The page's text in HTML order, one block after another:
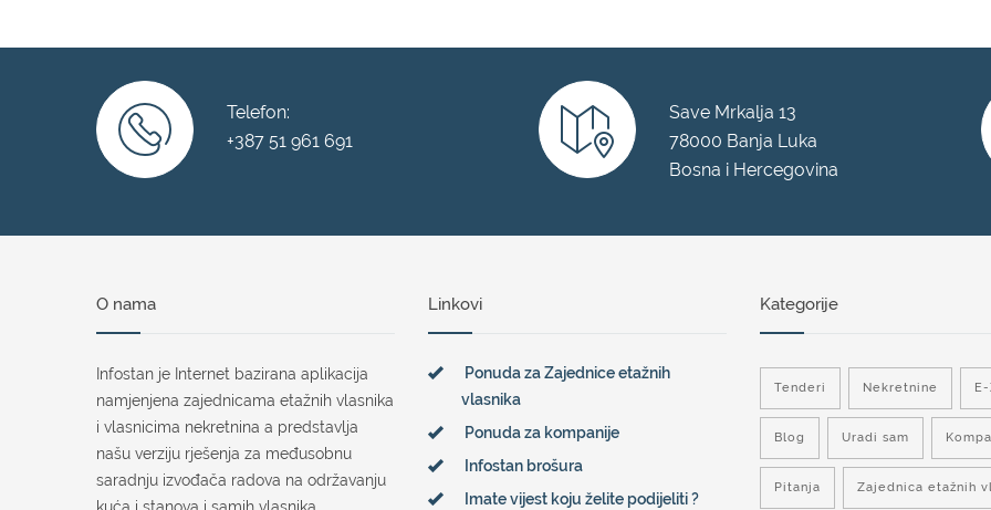
Telefon:
+387 51 961 691
Save Mrkalja 13
78000 Banja Luka
Bosna i Hercegovina
O nama
Infostan je Internet bazirana aplikacija
namjenjena zajednicama etažnih vlasnika
i vlasnicima nekretnina a predstavlja
našu verziju rješenja za međusobnu
saradnju izvođača radova na održavanju
kuća i stanova i samih vlasnika
Linkovi
Ponuda za Zajednice etažnih
vlasnika
Ponuda za kompanije
Infostan brošura
Imate vijest koju želite podijeliti ?
Kategorije
Tenderi Nekretnine
Blog Uradi sam
Pitanja Zajednica etažnih